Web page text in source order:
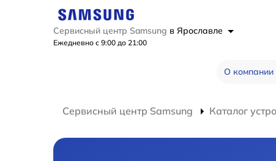
Сервисный центр Samsung в Ярославле
Ежедневно с 9:00 до 21:00
О компании
Сервисный центр Samsung Каталог